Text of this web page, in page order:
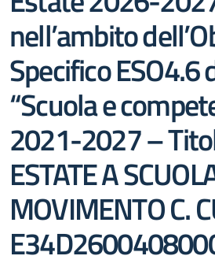
nell’ambito
Specifico ESO4.6
“Scuola e
2021-2027 –
ESTATE A
MOVIMENTO C.